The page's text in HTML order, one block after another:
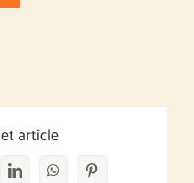
article
LinkedInWhatsAppPinterest